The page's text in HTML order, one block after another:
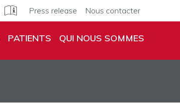
Press release Nous contacter
PATIENTS QUI NOUS SOMMES